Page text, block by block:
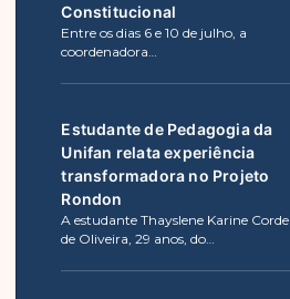
Constitucional
Entre os dias 6 e 10 de julho, a
coordenadora…
Estudante de Pedagogia da
Unifan relata experiência
transformadora no Projeto
Rondon
A estudante Thayslene Karine
de Oliveira, 29 anos, do…